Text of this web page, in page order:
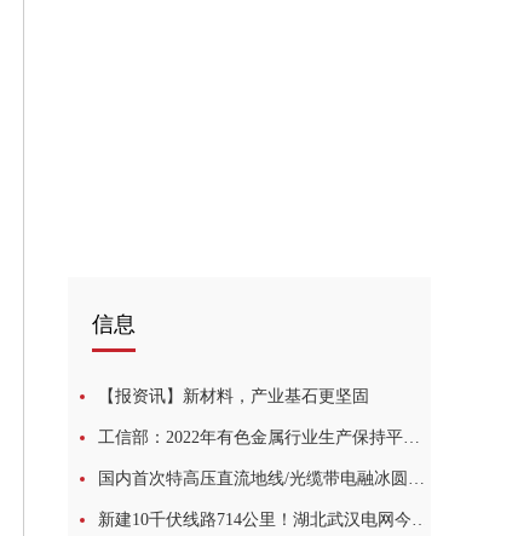
信息
【报资讯】新材料，产业基石更坚固
工信部：2022年有色金属行业生产保持平稳 工业增加值同比增长5.2%:滚动
国内首次特高压直流地线/光缆带电融冰圆满成功
新建10千伏线路714公里！湖北武汉电网今年新开工及续建配网工程770个